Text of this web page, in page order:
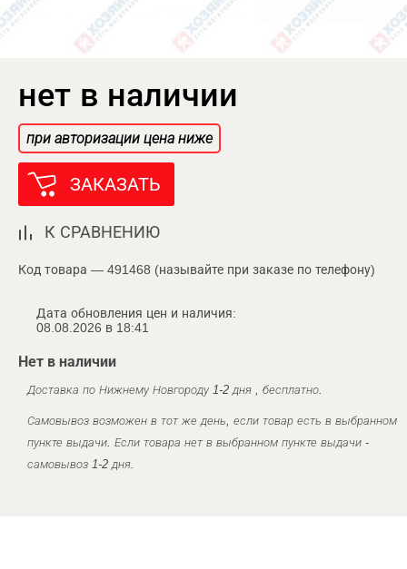
нет в наличии
при авторизации цена ниже
ЗАКАЗАТЬ
К СРАВНЕНИЮ
Код товара — 491468 (называйте при заказе по телефону)
Дата обновления цен и наличия:
08.08.2026 в 18:41
Нет в наличии
Доставка по Нижнему Новгороду 1-2 дня , бесплатно.
Самовывоз возможен в тот же день, если товар есть в выбранном
пункте выдачи. Если товара нет в выбранном пункте выдачи -
самовывоз 1-2 дня.